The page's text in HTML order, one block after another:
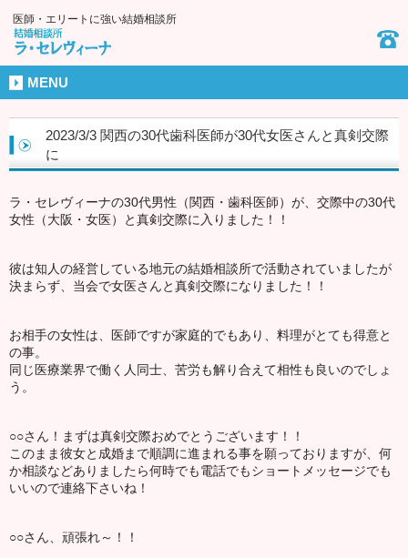
医師・エリートに強い結婚相談所
MENU
2023/3/3 関西の30代歯科医師が30代女医さんと真剣交際
に
ラ・セレヴィーナの30代男性（関西・歯科医師）が、交際中の30代
女性（大阪・女医）と真剣交際に入りました！！
彼は知人の経営している地元の結婚相談所で活動されていましたが
決まらず、当会で女医さんと真剣交際になりました！！
お相手の女性は、医師ですが家庭的でもあり、料理がとても得意と
の事。
同じ医療業界で働く人同士、苦労も解り合えて相性も良いのでしょ
う。
○○さん！まずは真剣交際おめでとうございます！！
このまま彼女と成婚まで順調に進まれる事を願っておりますが、何
か相談などありましたら何時でも電話でもショートメッセージでも
いいので連絡下さいね！
○○さん、頑張れ～！！